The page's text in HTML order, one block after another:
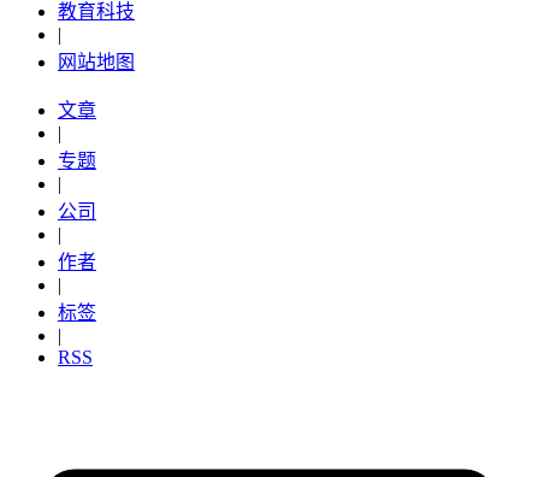
教育科技
|
网站地图
文章
|
专题
|
公司
|
作者
|
标签
|
RSS